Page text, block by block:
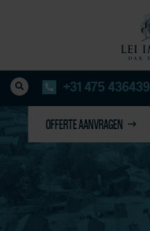
+31 475 436439
OFFERTE AANVRAGEN